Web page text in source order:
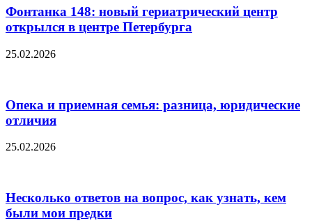
Фонтанка 148: новый гериатрический центр
открылся в центре Петербурга
25.02.2026
Опека и приемная семья: разница, юридические
отличия
25.02.2026
Несколько ответов на вопрос, как узнать, кем
были мои предки